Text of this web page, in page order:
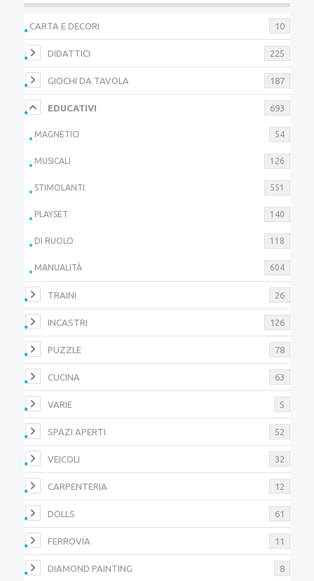
CARTA E DECORI 10
DIDATTICI 225
GIOCHI DA TAVOLA 187
EDUCATIVI 693
MAGNETICI 54
MUSICALI 126
STIMOLANTI 551
PLAYSET 140
DI RUOLO 118
MANUALITÀ 604
TRAINI 26
INCASTRI 126
PUZZLE 78
CUCINA 63
VARIE 5
SPAZI APERTI 52
VEICOLI 32
CARPENTERIA 12
DOLLS 61
FERROVIA 11
DIAMOND PAINTING 8